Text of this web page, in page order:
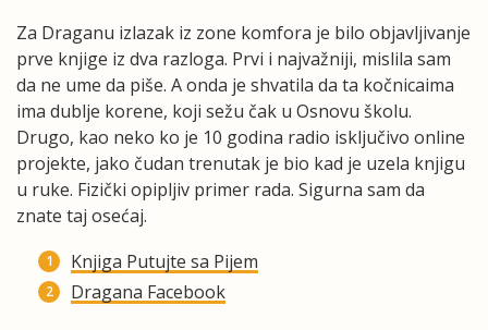
Za Draganu izlazak iz zone komfora je bilo objavljivanje
prve knjige iz dva razloga. Prvi i najvažniji, mislila sam
da ne ume da piše. A onda je shvatila da ta kočnicaima
ima dublje korene, koji sežu čak u Osnovu školu.
Drugo, kao neko ko je 10 godina radio isključivo online
projekte, jako čudan trenutak je bio kad je uzela knjigu
u ruke. Fizički opipljiv primer rada. Sigurna sam da
znate taj osećaj.
Knjiga Putujte sa Pijem
Dragana Facebook